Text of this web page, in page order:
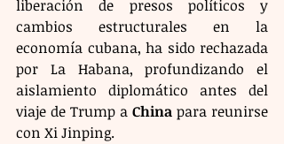
liberación de presos políticos y
cambios estructurales en la
economía cubana, ha sido rechazada
por La Habana, profundizando el
aislamiento diplomático antes del
viaje de Trump a China para reunirse
con Xi Jinping.